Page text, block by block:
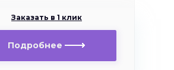
Заказать в 1 клик
Подробнее